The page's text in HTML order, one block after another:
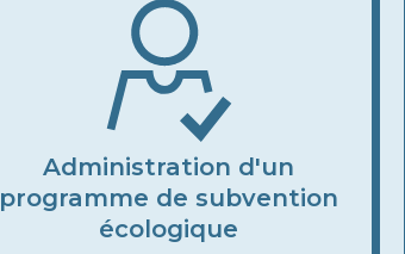
Administration d'un
programme de subvention
écologique